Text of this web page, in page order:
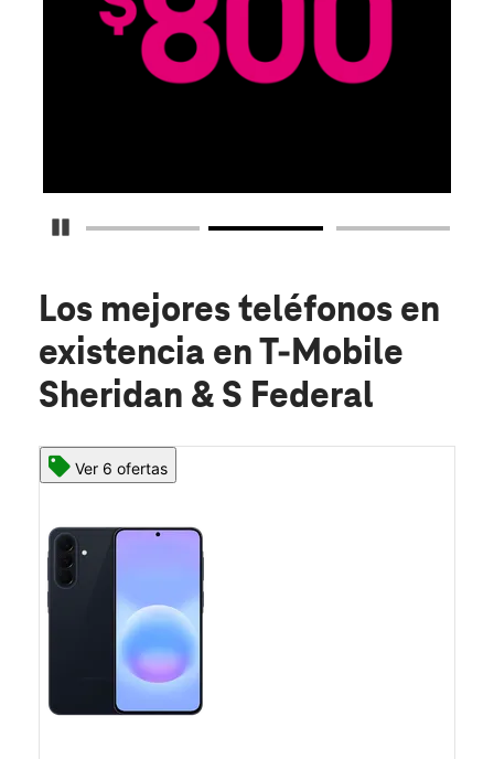
Detener carrusel
Los mejores teléfonos en
existencia en T-Mobile
Sheridan & S Federal
Ver 6 ofertas